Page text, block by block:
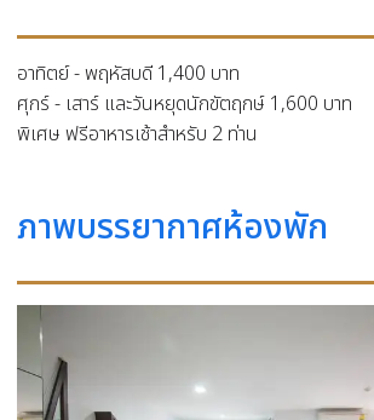
อาทิตย์ - พฤหัสบดี 1,400 บาท
ศุกร์ - เสาร์ และวันหยุดนักขัตฤกษ์ 1,600 บาท
พิเศษ ฟรีอาหารเช้าสำหรับ 2 ท่าน
ภาพบรรยากาศห้องพัก